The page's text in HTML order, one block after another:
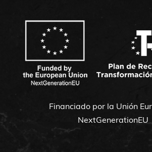
Financiado por la Unión
NextGenerationEU